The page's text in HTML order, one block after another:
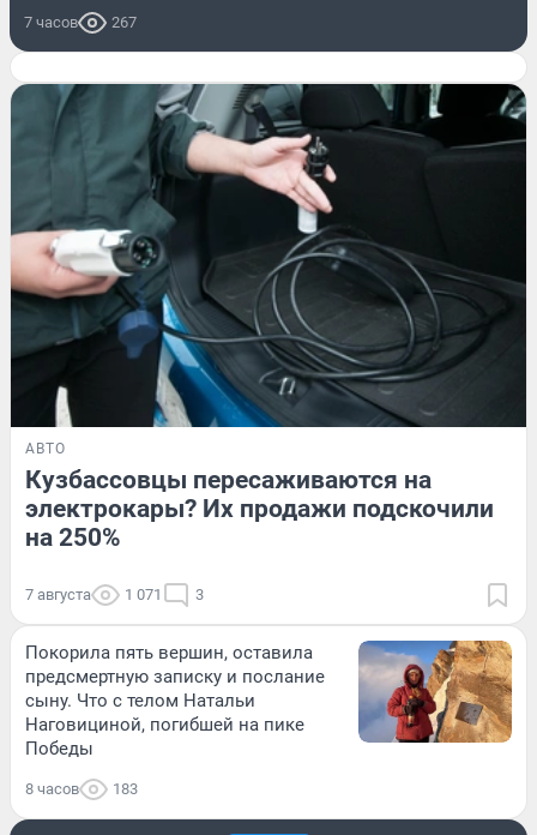
7 часов 267
АВТО
Кузбассовцы пересаживаются на
электрокары? Их продажи подскочили
на 250%
7 августа 1 071 3
Покорила пять вершин, оставила
предсмертную записку и послание
сыну. Что с телом Натальи
Наговициной, погибшей на пике
Победы
8 часов 183